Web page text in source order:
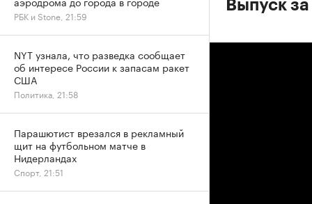
Выпуск
РБК и Stone, 21:59
NYT узнала, что разведка сообщает
об интересе России к запасам ракет
США
Политика, 21:58
Парашютист врезался в рекламный
щит на футбольном матче в
Нидерландах
Спорт, 21:51